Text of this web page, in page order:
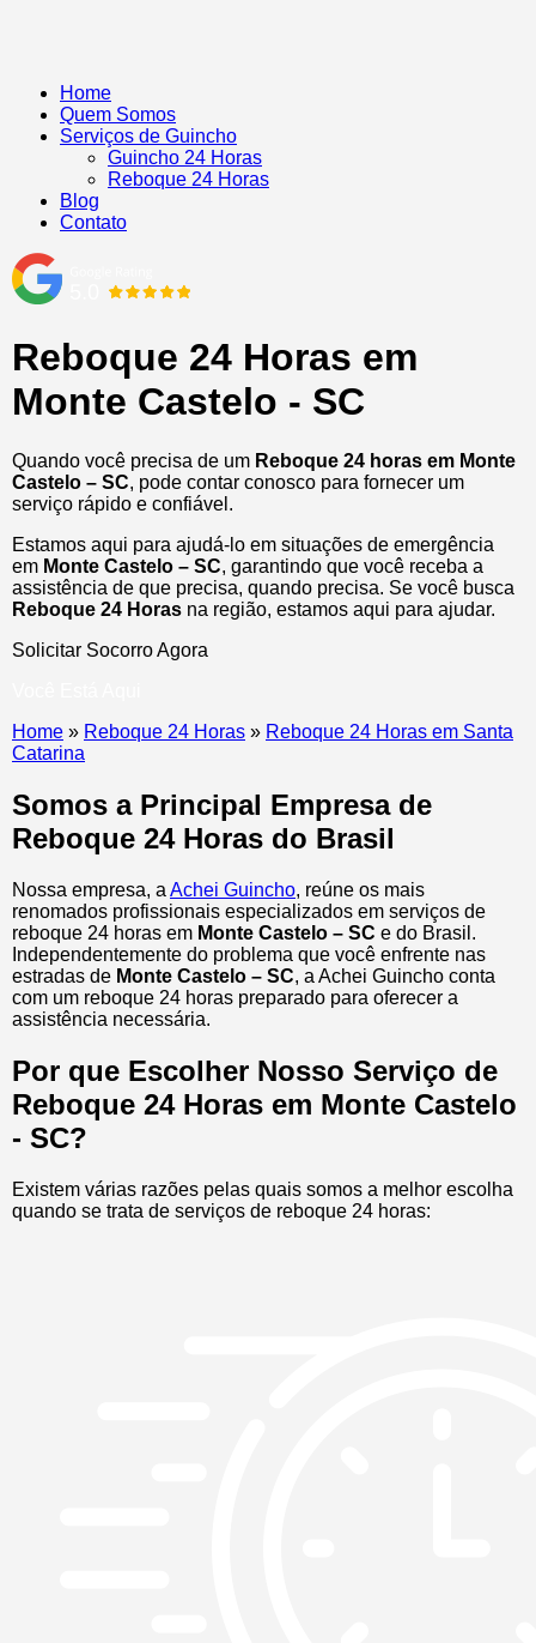
Home
Quem Somos
Serviços de Guincho
Guincho 24 Horas
Reboque 24 Horas
Blog
Contato
Reboque 24 Horas em
Monte Castelo - SC
Quando você precisa de um Reboque 24 horas em Monte
Castelo – SC, pode contar conosco para fornecer um
serviço rápido e confiável.
Estamos aqui para ajudá-lo em situações de emergência
em Monte Castelo – SC, garantindo que você receba a
assistência de que precisa, quando precisa. Se você busca
Reboque 24 Horas na região, estamos aqui para ajudar.
Solicitar Socorro Agora
Home » Reboque 24 Horas » Reboque 24 Horas em Santa
Catarina
Somos a Principal Empresa de
Reboque 24 Horas do Brasil
Nossa empresa, a Achei Guincho, reúne os mais
renomados profissionais especializados em serviços de
reboque 24 horas em Monte Castelo – SC e do Brasil .
Independentemente do problema que você enfrente nas
estradas de Monte Castelo – SC, a Achei Guincho conta
com um reboque 24 horas preparado para oferecer a
assistência necessária.
Por que Escolher Nosso Serviço de
Reboque 24 Horas em Monte Castelo
- SC?
Existem várias razões pelas quais somos a melhor escolha
quando se trata de serviços de reboque 24 horas: